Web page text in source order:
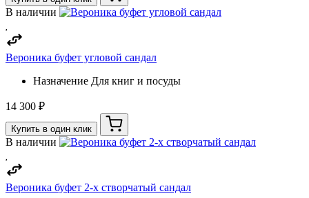
В наличии
Вероника буфет угловой сандал
Назначение Для книг и посуды
14 300 ₽
Купить в один клик
В наличии
Вероника буфет 2-х створчатый сандал